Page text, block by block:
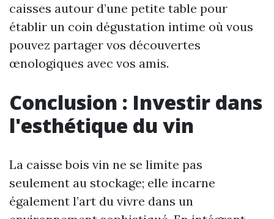
caisses autour d’une petite table pour
établir un coin dégustation intime où vous
pouvez partager vos découvertes
œnologiques avec vos amis.
Conclusion : Investir dans
l'esthétique du vin
La caisse bois vin ne se limite pas
seulement au stockage; elle incarne
également l’art du vivre dans un